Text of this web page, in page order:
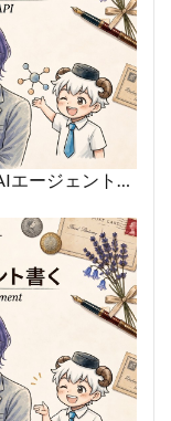
ブログの広告設定もアクセス解析もAIエージェントに丸投げ